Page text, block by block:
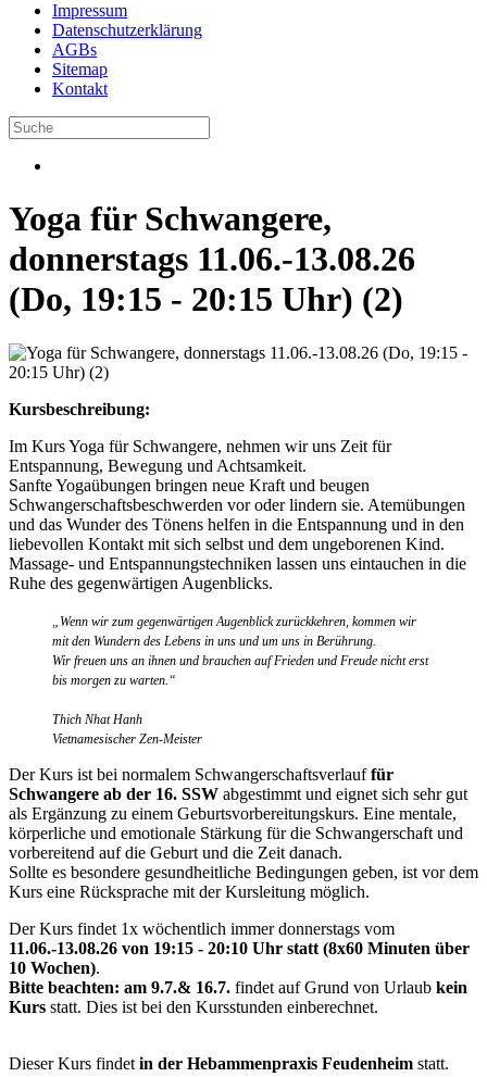
Impressum
Datenschutzerklärung
AGBs
Sitemap
Kontakt
Yoga für Schwangere,
donnerstags 11.06.-13.08.26
(Do, 19:15 - 20:15 Uhr) (2)
Kursbeschreibung:
Im Kurs Yoga für Schwangere, nehmen wir uns Zeit für
Entspannung, Bewegung und Achtsamkeit.
Sanfte Yogaübungen bringen neue Kraft und beugen
Schwangerschaftsbeschwerden vor oder lindern sie. Atemübungen
und das Wunder des Tönens helfen in die Entspannung und in den
liebevollen Kontakt mit sich selbst und dem ungeborenen Kind.
Massage- und Entspannungstechniken lassen uns eintauchen in die
Ruhe des gegenwärtigen Augenblicks.
„Wenn wir zum gegenwärtigen Augenblick zurückkehren, kommen wir
mit den Wundern des Lebens in uns und um uns in Berührung.
Wir freuen uns an ihnen und brauchen auf Frieden und Freude nicht erst
bis morgen zu warten.“
Thich Nhat Hanh
Vietnamesischer Zen-Meister
Der Kurs ist bei normalem Schwangerschaftsverlauffür
Schwangere ab der 16. SSW abgestimmt und eignet sich sehr gut
als Ergänzung zu einem Geburtsvorbereitungskurs. Eine mentale,
körperliche und emotionale Stärkung für die Schwangerschaft und
vorbereitend auf die Geburt und die Zeit danach.
Sollte es besondere gesundheitliche Bedingungen geben, ist vor dem
Kurs eine Rücksprache mit der Kursleitung möglich.
Der Kurs findet 1x wöchentlich immer donnerstags vom
11.06.-13.08.26 von 19:15 - 20:10 Uhr statt (8x60 Minuten über
10 Wochen).
Bitte beachten: am 9.7.& 16.7. findet auf Grund von Urlaub kein
Kurs statt. Dies ist bei den Kursstunden einberechnet.
Dieser Kurs findet in der Hebammenpraxis Feudenheim statt.